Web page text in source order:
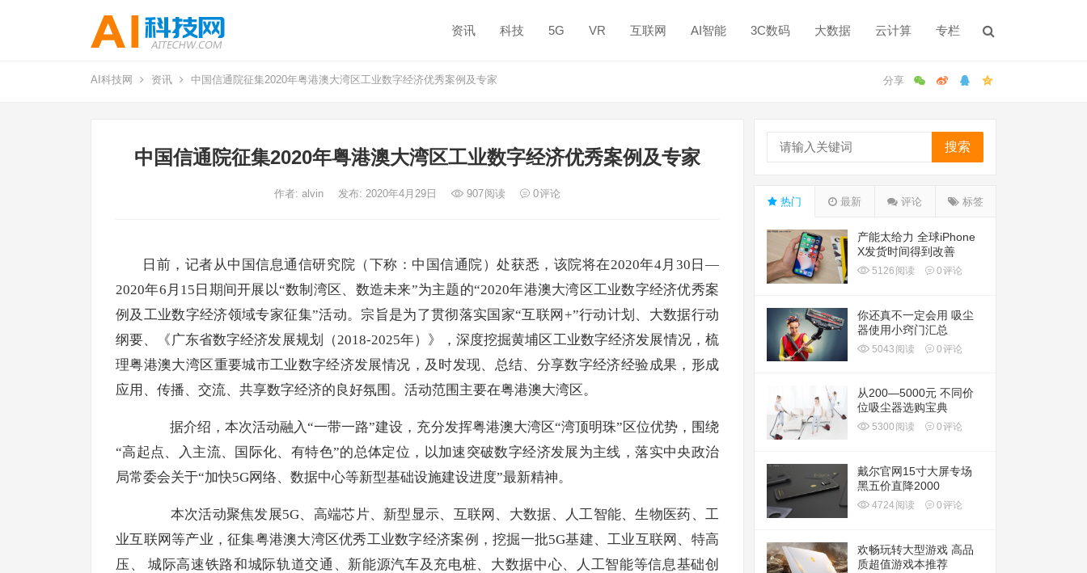
资讯 科技 5G VR 互联网 AI智能 3C数码 大数据 云计算 专栏
AI科技网 资讯 中国信通院征集2020年粤港澳大湾区工业数字经济优秀案例及专家
中国信通院征集2020年粤港澳大湾区工业数字经济优秀案例及专家
作者: alvin 发布: 2020年4月29日 907阅读 0评论
日前，记者从中国信息通信研究院（下称：中国信通院）处获悉，该院将在2020年4月30日—
2020年6月15日期间开展以“数制湾区、数造未来”为主题的“2020年港澳大湾区工业数字经济优秀案
例及工业数字经济领域专家征集”活动。宗旨是为了贯彻落实国家“互联网+”行动计划、大数据行动
纲要、《广东省数字经济发展规划（2018-2025年）》，深度挖掘黄埔区工业数字经济发展情况，梳
理粤港澳大湾区重要城市工业数字经济发展情况，及时发现、总结、分享数字经济经验成果，形成
应用、传播、交流、共享数字经济的良好氛围。活动范围主要在粤港澳大湾区。
据介绍，本次活动融入“一带一路”建设，充分发挥粤港澳大湾区“湾顶明珠”区位优势，围绕
“高起点、入主流、国际化、有特色”的总体定位，以加速突破数字经济发展为主线，落实中央政治
局常委会关于“加快5G网络、数据中心等新型基础设施建设进度”最新精神。
本次活动聚焦发展5G、高端芯片、新型显示、互联网、大数据、人工智能、生物医药、工
业互联网等产业，征集粤港澳大湾区优秀工业数字经济案例，挖掘一批5G基建、工业互联网、特高
压、 城际高速铁路和城际轨道交通、新能源汽车及充电桩、大数据中心、人工智能等信息基础创
搜索
热门 最新 评论 标签
产能太给力 全球iPhone
X发货时间得到改善
5126 阅读 0评论
你还真不一定会用 吸尘
器使用小窍门汇总
5043 阅读 0评论
从200—5000元 不同价
位吸尘器选购宝典
5300 阅读 0评论
戴尔官网15寸大屏专场
黑五价直降2000
4724 阅读 0评论
欢畅玩转大型游戏 高品
质超值游戏本推荐